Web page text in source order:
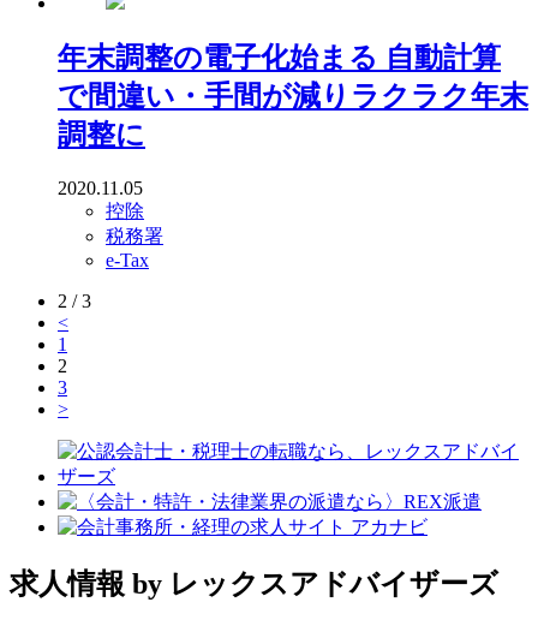
年末調整の電子化始まる 自動計算
で間違い・手間が減りラクラク年末
調整に
2020.11.05
控除
税務署
e-Tax
2 / 3
<
1
2
3
>
求人情報 by レックスアドバイザーズ